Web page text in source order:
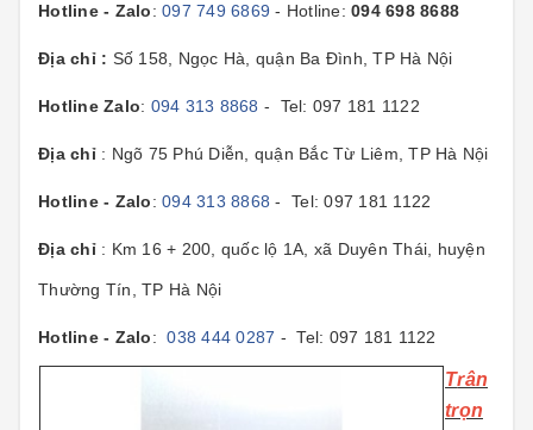
Hotline - Zalo: 097 749 6869- Hotline: 094 698 8688
Địa chỉ : Số 158, Ngọc Hà, quận Ba Đình, TP Hà Nội
Hotline Zalo: 094 313 8868 - Tel: 097 181 1122
Địa chỉ : Ngõ 75 Phú Diễn, quận Bắc Từ Liêm, TP Hà Nội
Hotline - Zalo: 094 313 8868- Tel: 097 181 1122
Địa chỉ : Km 16 + 200, quốc lộ 1A, xã Duyên Thái, huyện
Thường Tín, TP Hà Nội
Hotline - Zalo:038 444 0287 - Tel: 097 181 1122
Trân
trọn